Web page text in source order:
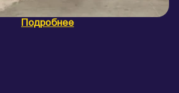
Подробнее